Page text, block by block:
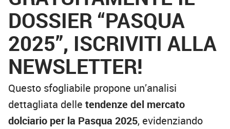
DOSSIER “PASQUA
2025”, ISCRIVITI ALLA
NEWSLETTER!
Questo sfogliabile propone un’analisi
dettagliata delle tendenze del mercato
dolciario per la Pasqua 2025, evidenziando